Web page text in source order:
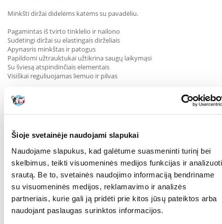
Šioje svetainėje naudojami slapukai
Naudojame slapukus, kad galėtume suasmeninti turinį bei
skelbimus, teikti visuomeninės medijos funkcijas ir analizuoti
srautą. Be to, svetainės naudojimo informaciją bendriname
su visuomeninės medijos, reklamavimo ir analizės
partneriais, kurie gali ją pridėti prie kitos jūsų pateiktos arba
naudojant paslaugas surinktos informacijos.
Minkšti diržai didelėms katėms su pavadėliu.
Pagamintas iš tvirto tinklelio ir nailono
Sudėtingi diržai su elastingais dirželiais
Apynasris minkštas ir patogus
Papildomi užtrauktukai užtikrina saugų laikymąsi
Su šviesą atspindinčiais elementais
Visiškai reguliuojamas liemuo ir pilvas
Petnešos 36-54 cm, pavadėlis 1,2 m.
Parametrai
AUGINTINIO DYDIS:
SPALVA: Juoda
GAMINTOJAS: TRIXIE
Kokios yra prekių vertinimo taisyklės?
Produktą gali vertinti tik registruoti FERA.LT klientai, kurie jį
įsigijo. Žvaigždučių įvertinimas yra visų įvertinimų vidurkis.